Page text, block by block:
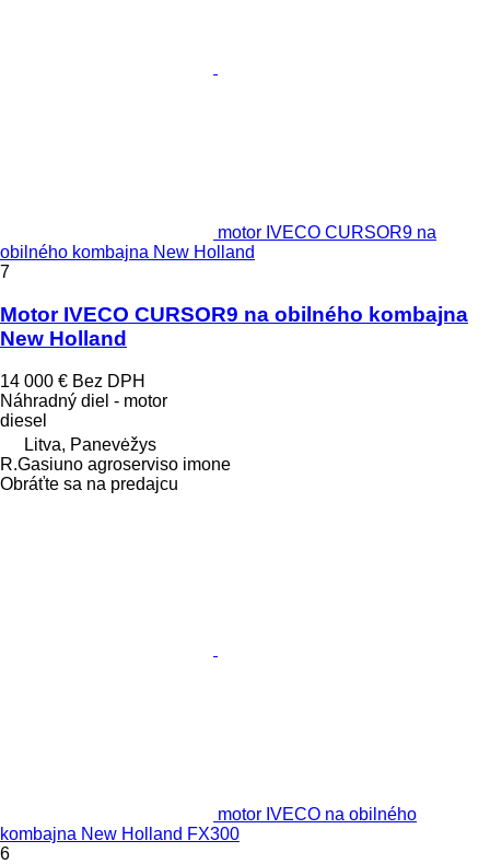
motor IVECO CURSOR9 na
obilného kombajna New Holland
7
Motor IVECO CURSOR9 na obilného kombajna
New Holland
14 000 € Bez DPH
Náhradný diel - motor
diesel
Litva, Panevėžys
R.Gasiuno agroserviso imone
Obráťte sa na predajcu
motor IVECO na obilného
kombajna New Holland FX300
6